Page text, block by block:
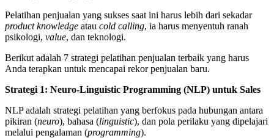
Pelatihan penjualan yang sukses saat ini harus lebih dari sekadar
product knowledge atau cold calling, ia harus menyentuh ranah
psikologi, value, dan teknologi.
Berikut adalah 7 strategi pelatihan penjualan terbaik yang harus
Anda terapkan untuk mencapai rekor penjualan baru.
Strategi 1: Neuro-Linguistic Programming (NLP) untuk Sales
NLP adalah strategi pelatihan yang berfokus pada hubungan antara
pikiran (neuro), bahasa (linguistic), dan pola perilaku yang dipelajari
melalui pengalaman (programming).